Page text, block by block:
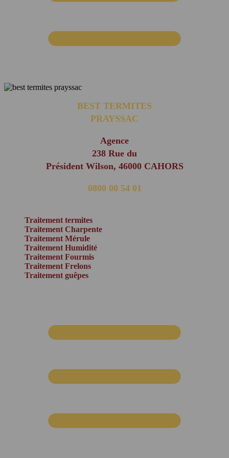
BEST TERMITES
PRAYSSAC
Agence
238 Rue du
Président Wilson, 46000 CAHORS
0800 00 54 01
Traitement termites
Traitement Charpente
Traitement Mérule
Traitement Humidité
Traitement Fourmis
Traitement Frelons
Traitement guêpes